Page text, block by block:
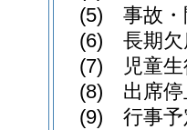
(5)
事故
(6)
長期
(7)
児童
(8)
出席
(9)
行事